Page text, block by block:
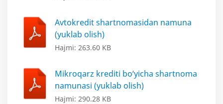
Avtokredit shartnomasidan namuna
(yuklab olish)
Hajmi: 263.60 KB
Mikroqarz krediti bo‘yicha shartnoma
namunasi (yuklab olish)
Hajmi: 290.28 KB